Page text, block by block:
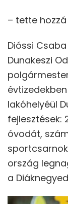
– tette
Dióssi
Dunakeszi
lakóhelyéül
fejlesztések:
óvodát,
ország
a